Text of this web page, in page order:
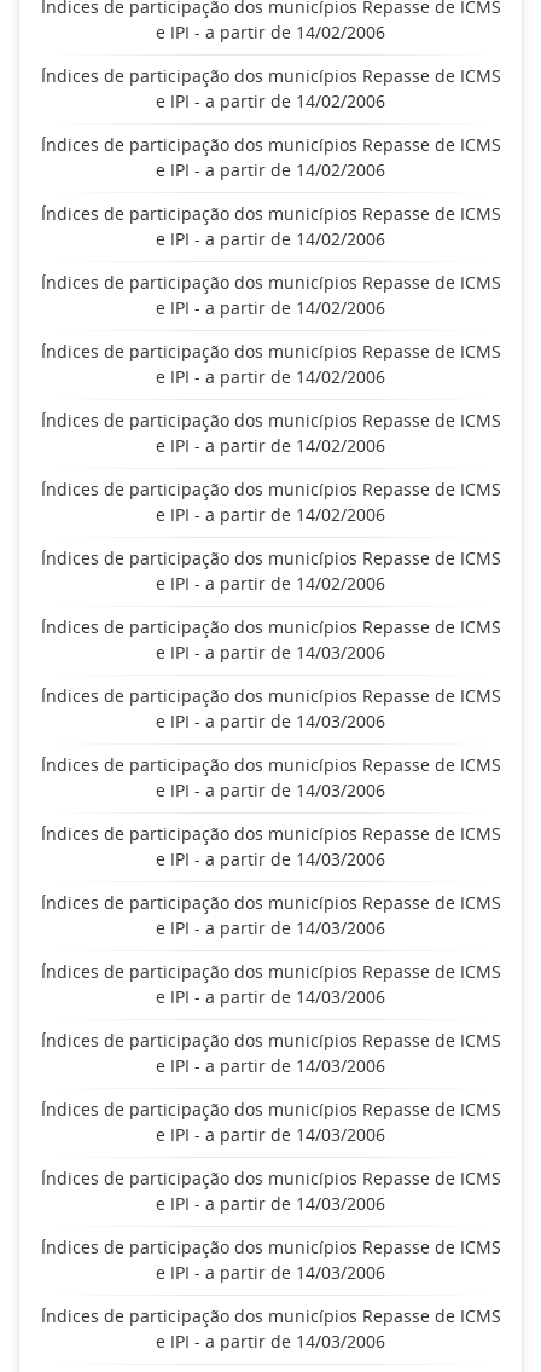
Índices de participação dos municípios Repasse de ICMS
e IPI - a partir de 14/02/2006
Índices de participação dos municípios Repasse de ICMS
e IPI - a partir de 14/02/2006
Índices de participação dos municípios Repasse de ICMS
e IPI - a partir de 14/02/2006
Índices de participação dos municípios Repasse de ICMS
e IPI - a partir de 14/02/2006
Índices de participação dos municípios Repasse de ICMS
e IPI - a partir de 14/02/2006
Índices de participação dos municípios Repasse de ICMS
e IPI - a partir de 14/02/2006
Índices de participação dos municípios Repasse de ICMS
e IPI - a partir de 14/02/2006
Índices de participação dos municípios Repasse de ICMS
e IPI - a partir de 14/02/2006
Índices de participação dos municípios Repasse de ICMS
e IPI - a partir de 14/02/2006
Índices de participação dos municípios Repasse de ICMS
e IPI - a partir de 14/03/2006
Índices de participação dos municípios Repasse de ICMS
e IPI - a partir de 14/03/2006
Índices de participação dos municípios Repasse de ICMS
e IPI - a partir de 14/03/2006
Índices de participação dos municípios Repasse de ICMS
e IPI - a partir de 14/03/2006
Índices de participação dos municípios Repasse de ICMS
e IPI - a partir de 14/03/2006
Índices de participação dos municípios Repasse de ICMS
e IPI - a partir de 14/03/2006
Índices de participação dos municípios Repasse de ICMS
e IPI - a partir de 14/03/2006
Índices de participação dos municípios Repasse de ICMS
e IPI - a partir de 14/03/2006
Índices de participação dos municípios Repasse de ICMS
e IPI - a partir de 14/03/2006
Índices de participação dos municípios Repasse de ICMS
e IPI - a partir de 14/03/2006
Índices de participação dos municípios Repasse de ICMS
e IPI - a partir de 14/03/2006